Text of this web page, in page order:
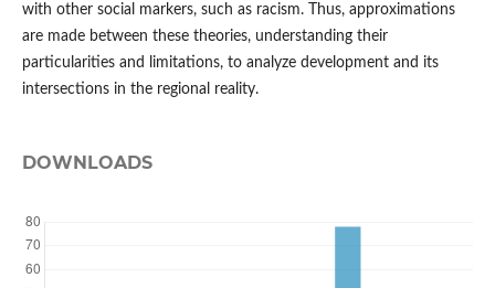
with other social markers, such as racism. Thus, approximations
are made between these theories, understanding their
particularities and limitations, to analyze development and its
intersections in the regional reality.
DOWNLOADS